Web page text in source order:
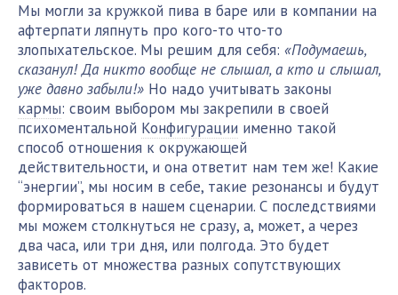
Мы могли за кружкой пива в баре или в компании на
афтерпати ляпнуть про кого-то что-то
злопыхательское. Мы решим для себя: «Подумаешь,
сказанул! Да никто вообще не слышал, а кто и слышал,
уже давно забыли!» Но надо учитывать законы
кармы: своим выбором мы закрепили в своей
психоментальной Конфигурации именно такой
способ отношения к окружающей
действительности, и она ответит нам тем же! Какие
“энергии”, мы носим в себе, такие резонансы и будут
формироваться в нашем сценарии. С последствиями
мы можем столкнуться не сразу, а, может, а через
два часа, или три дня, или полгода. Это будет
зависеть от множества разных сопутствующих
факторов.